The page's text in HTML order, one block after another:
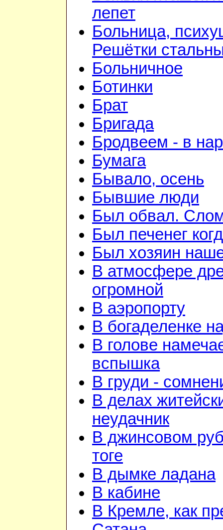
лепет
Больница,
Решётки
Больничное
Ботинки
Брат
Бригада
Бродвеем - в
Бумага
Бывало, осень
Бывшие люди
Был обвал.
Был печенег
Был хозяин
В атмосфере
огромной
В аэропорту
В богаделенке
В голове
вспышка
В груди -
В делах
неудачник
В джинсовом
тоге
В дымке ладана
В кабине
В Кремле, как